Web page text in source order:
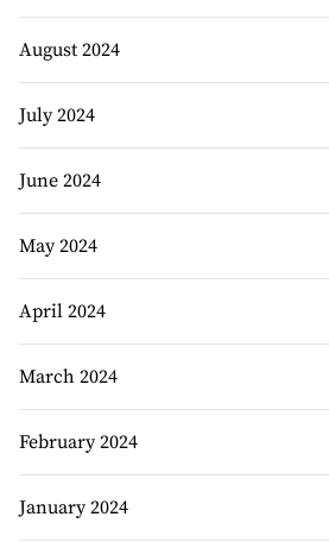
August 2024
July 2024
June 2024
May 2024
April 2024
March 2024
February 2024
January 2024